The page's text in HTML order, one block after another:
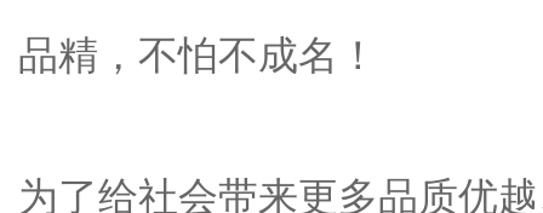
品精，不怕不成名！
为了给社会带来更多品质优